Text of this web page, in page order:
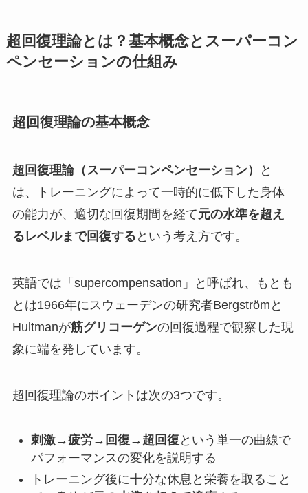
超回復理論とは？基本概念とスーパーコン
ペンセーションの仕組み
超回復理論の基本概念
超回復理論（スーパーコンペンセーション）
と
は、トレーニングによって一時的に低下した身体
の能力が、適切な回復期間を経て元の水準を超え
るレベルまで回復する という考え方です。
英語では「supercompensation」と呼ばれ、もとも
とは1966年にスウェーデンの研究者Bergströmと
Hultmanが筋グリコーゲンの回復過程で観察した現
象に端を発しています。
超回復理論のポイントは次の3つです。
刺激→疲労→回復→超回復 という単一の曲線で
パフォーマンスの変化を説明する
トレーニング後に十分な休息と栄養を取ること